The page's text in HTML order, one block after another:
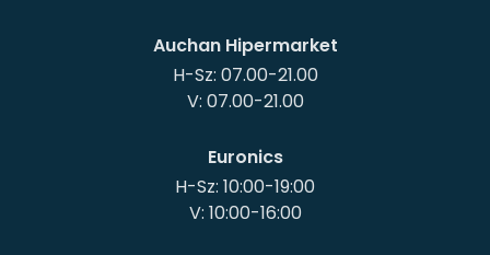
Auchan Hipermarket
H-Sz: 07.00-21.00
V: 07.00-21.00
Euronics
H-Sz: 10:00-19:00
V: 10:00-16:00